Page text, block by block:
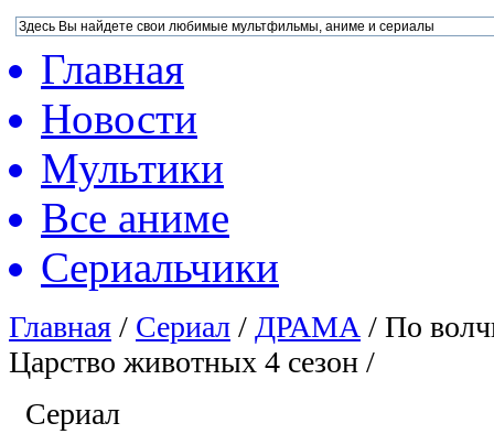
Главная
Новости
Мультики
Все аниме
Сериальчики
Главная / Сериал / ДРАМА / По
Царство животных 4 сезон /
Сериал